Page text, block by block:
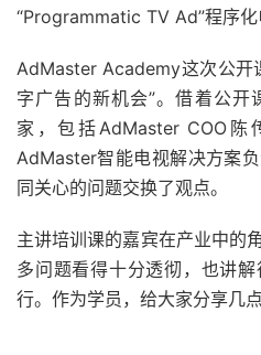
“Programmatic TV Ad”程序化
AdMaster Academy这次公开
字广告的新机会”。借着公开
家，包括AdMaster COO陈
AdMaster智能电视解决方案
同关心的问题交换了观点。
主讲培训课的嘉宾在产业中的
多问题看得十分透彻，也讲
行。作为学员，给大家分享几点